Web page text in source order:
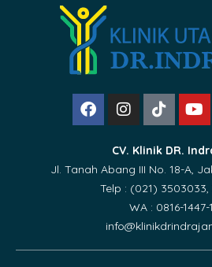
CV. Klinik DR.
Jl. Tanah Abang III No. 18-A,
Telp : (021) 3503033,
WA : 0816-1447-